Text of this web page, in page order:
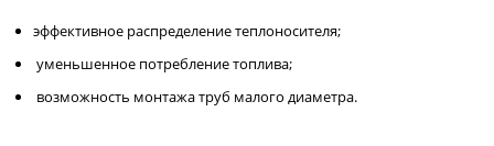
эффективное распределение теплоносителя;
уменьшенное потребление топлива;
возможность монтажа труб малого диаметра.